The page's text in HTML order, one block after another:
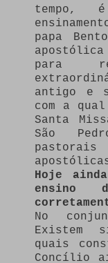
tempo,
papa
apostólica
para
antigo e
com a
Santa
São
Hoje
ensino
No
Existem
quais
Concílio